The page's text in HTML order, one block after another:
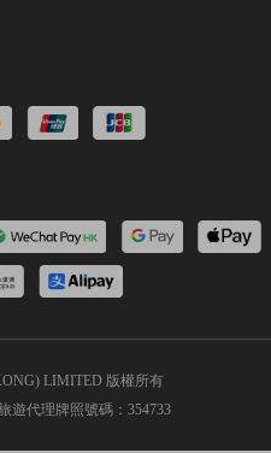
LIMITED 版權所有
遊代理牌照號碼：354733